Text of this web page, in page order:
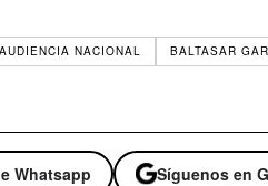
AUDIENCIA NACIONAL BALTASAR
Whatsapp Síguenos en